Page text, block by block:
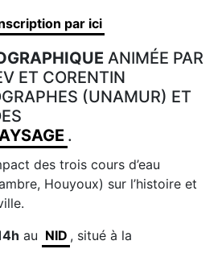
par ici
ANIMÉE PAR
ET CORENTIN
(UNAMUR) ET
.
des trois cours d’eau
Houyoux) sur l’histoire et
au NID , situé à la